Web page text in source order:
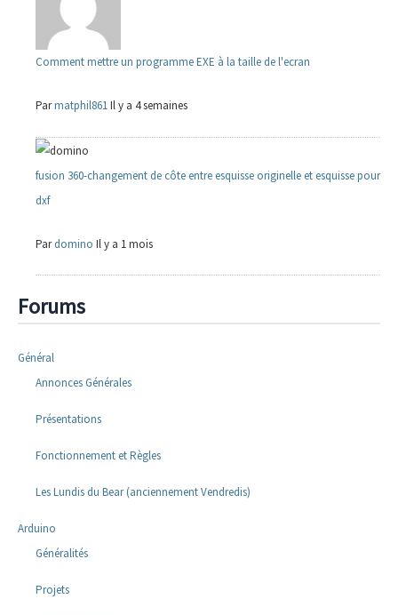
Comment mettre un programme EXE à la taille de l'ecran
Parmatphil861Il y a 4 semaines
fusion 360-changement de côte entre esquisse originelle et esquisse pour
dxf
Pardomino Il y a 1 mois
Forums
Général
Annonces Générales
Présentations
Fonctionnement et Règles
Les Lundis du Bear (anciennement Vendredis)
Arduino
Généralités
Projets